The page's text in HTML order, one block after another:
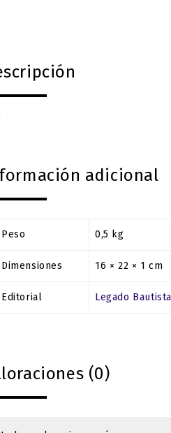
adicional
Peso 0,5 kg
Dimensiones 16 × 22 × 1 cm
Editorial Legado
(0)